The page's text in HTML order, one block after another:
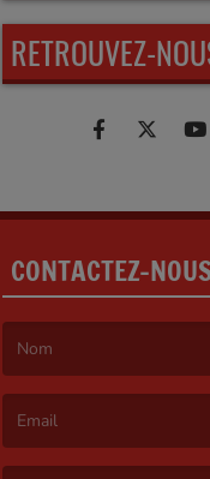
RETROUVEZ-
CONTACTEZ-